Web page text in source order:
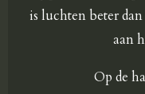
is luchten beter
aan
Op de